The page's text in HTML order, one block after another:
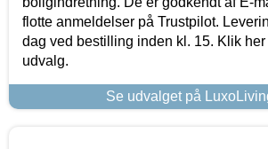
flotte anmeldelser på Trustpilot.
dag ved bestilling inden kl. 15. Klik her
udvalg.
Se udvalget på